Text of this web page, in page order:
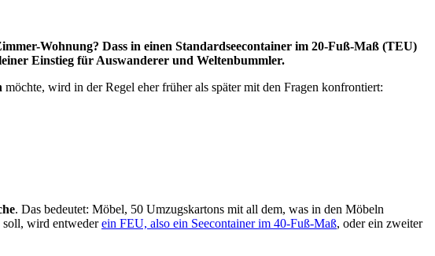
Wohnung? Dass in einen Standardseecontainer im 20-Fuß-Maß (TEU)
Einstieg für Auswanderer und Weltenbummler.
möchte, wird in der Regel eher früher als später mit den Fragen konfrontiert:
. Das bedeutet: Möbel, 50 Umzugskartons mit all dem, was in den Möbeln
soll, wird entwederein FEU, also ein Seecontainer im 40-Fuß-Maß, oder ein zweiter